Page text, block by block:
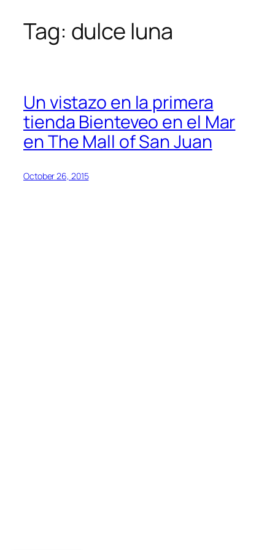
SkipTag: dulce luna
Un vistazo en la primera
tienda Bienteveo en el Mar
en The Mall of San Juan
October 26, 2015